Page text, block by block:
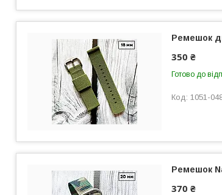
Ремешок
350 ₴
Готово до
1051-
Ремешок
370 ₴